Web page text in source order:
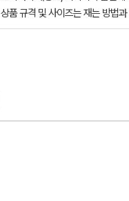
상품 규격 및 사이즈는 재는 방법